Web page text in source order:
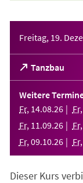
Freitag, 19.
Tanzbau
(Öffnet
in
einem
neuen
Tab)
Weitere
Fr, 14.08.26 Fr,
Fr, 11 .09.26 Fr,
Fr, 09.10.26 Fr,
Dieser Kurs